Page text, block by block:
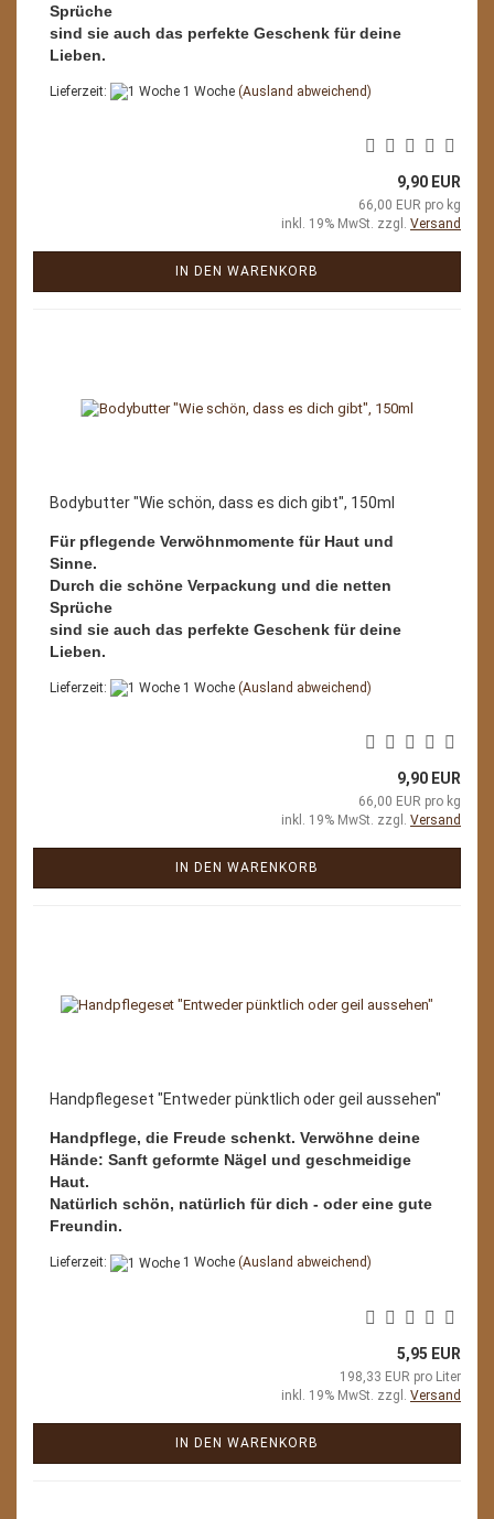
Sprüche
sind sie auch das perfekte Geschenk für deine
Lieben.
Lieferzeit: 1 Woche (Ausland abweichend)
9,90 EUR
66,00 EUR pro kg
inkl. 19% MwSt. zzgl. Versand
IN DEN WARENKORB
Bodybutter "Wie schön, dass es dich gibt", 150ml
Für pflegende Verwöhnmomente für Haut und
Sinne.
Durch die schöne Verpackung und die netten
Sprüche
sind sie auch das perfekte Geschenk für deine
Lieben.
Lieferzeit: 1 Woche (Ausland abweichend)
9,90 EUR
66,00 EUR pro kg
inkl. 19% MwSt. zzgl. Versand
IN DEN WARENKORB
Handpflegeset "Entweder pünktlich oder geil aussehen"
Handpflege, die Freude schenkt. Verwöhne deine
Hände: Sanft geformte Nägel und geschmeidige
Haut.
Natürlich schön, natürlich für dich - oder eine gute
Freundin.
Lieferzeit: 1 Woche (Ausland abweichend)
5,95 EUR
198,33 EUR pro Liter
inkl. 19% MwSt. zzgl. Versand
IN DEN WARENKORB